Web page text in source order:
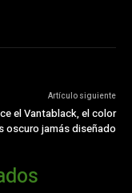
Artículo siguiente
el Vantablack, el color
oscuro jamás diseñado